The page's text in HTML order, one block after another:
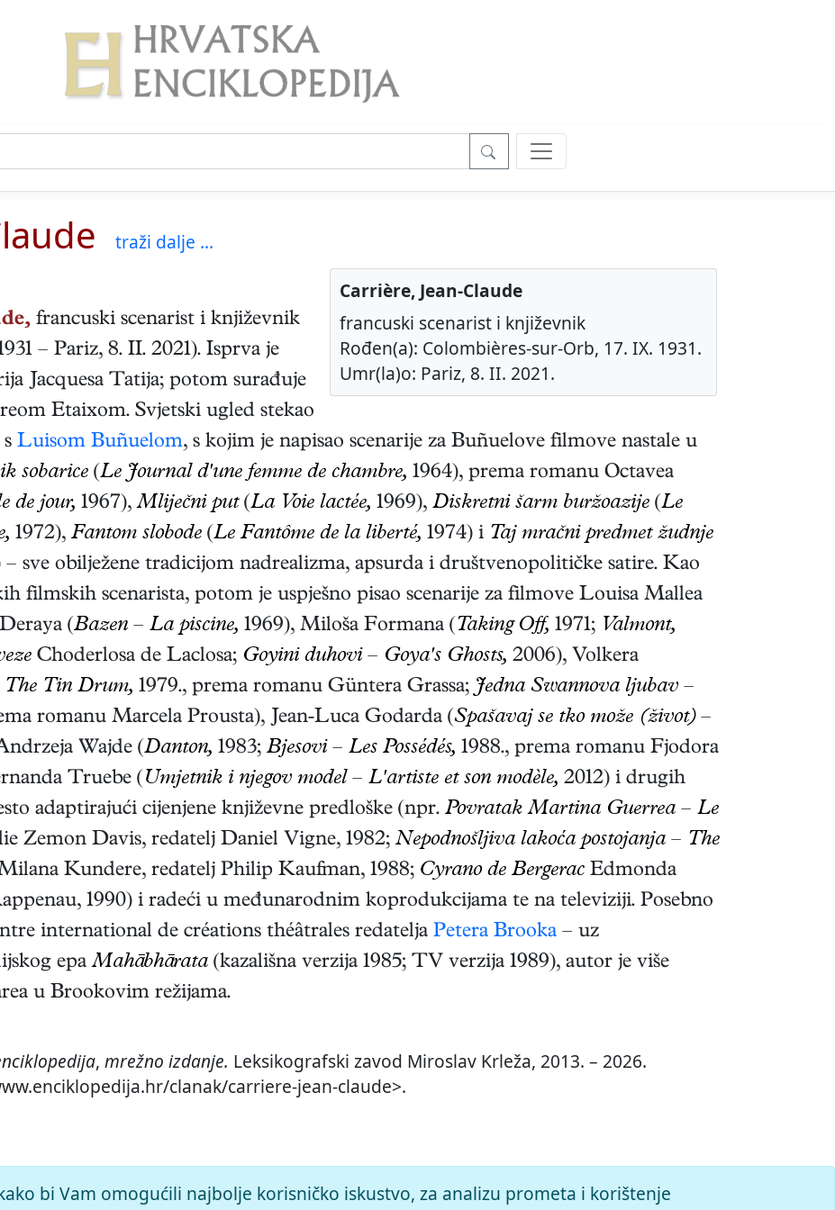
traži dalje ...
Carrière, Jean-Claude
francuski scenarist i književnik
Rođen(a): Colombières-sur-Orb, 17. IX. 1931.
Umr(la)o: Pariz, 8. II. 2021.
francuski scenarist i književnik
– Pariz, 8. II. 2021). Isprva je
Jacquesa Tatija; potom surađuje
Etaixom. Svjetski ugled stekao
Luisom Buñuelom, s kojim je napisao scenarije za Buñuelove filmove nastale u
sobarice (Le Journal d'une femme de chambre, 1964), prema romanu Octavea
de jour, 1967),Mliječni put(La Voie lactée, 1969), Diskretni šarm buržoazije (Le
1972), Fantom slobode (Le Fantôme de la liberté, 1974) i Taj mračni predmet žudnje
– sve obilježene tradicijom nadrealizma, apsurda i društvenopolitičke satire. Kao
filmskih scenarista, potom je uspješno pisao scenarije za filmove Louisa Mallea
(Bazen – La piscine, 1969), Miloša Formana (Taking Off, 1971; Valmont,
Choderlosa de Laclosa; Goyini duhovi – Goya's Ghosts, 2006), Volkera
The Tin Drum, 1979., prema romanu Güntera Grassa;Jedna Swannova ljubav –
romanu Marcela Prousta), Jean-Luca Godarda (Spašavaj se tko može (život)–
Wajde (Danton, 1983; Bjesovi – Les Possédés, 1988., prema romanu Fjodora
Truebe ( Umjetnik i njegov model – L'artiste et son modèle, 2012) i drugih
adaptirajući cijenjene književne predloške (npr. Povratak Martina Guerrea – Le
Zemon Davis, redatelj Daniel Vigne, 1982; Nepodnošljiva lakoća postojanja – The
Kundere, redatelj Philip Kaufman, 1988; Cyrano de Bergerac Edmonda
1990) i radeći u međunarodnim koprodukcijama te na televiziji. Posebno
international de créations théâtrales redatelja Petera Brooka – uz
epaMahābhārata (kazališna verzija 1985; TV verzija 1989), autor je više
u Brookovim režijama.
, mrežno izdanje. Leksikografski zavod Miroslav Krleža, 2013. – 2026.
clanak/carriere-jean-claude>.
bi Vam omogućili najbolje korisničko iskustvo, za analizu prometa i korištenje